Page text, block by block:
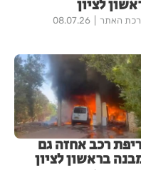
לציון
האתר 08.07.26
רכב אחזה גם
בראשון לציון